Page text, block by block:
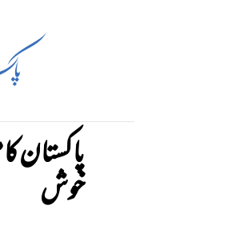
پاکستان
خوش